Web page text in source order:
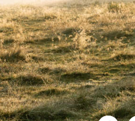
Schutting
Elektrische afrastering
Prikkeldraad
Beschermnetten (moes)tuin
Afrastering dakgoot